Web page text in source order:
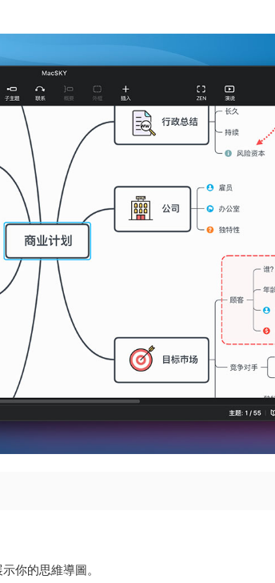
你的思維導圖。